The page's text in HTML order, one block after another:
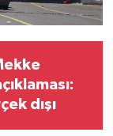
dışı